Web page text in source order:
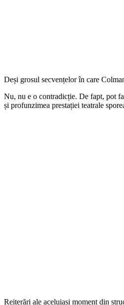
Deși grosul secvențelor în care
Nu, nu e o contradicție. De fapt, pot
și profunzimea prestației teatrale
Reiterări ale aceluiași moment din